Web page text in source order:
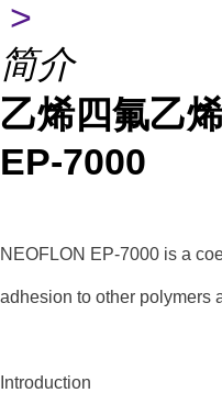
>
简介
乙烯四氟乙
EP-7000
NEOFLON EP-7000 is a
adhesion to other polymers
Introduction